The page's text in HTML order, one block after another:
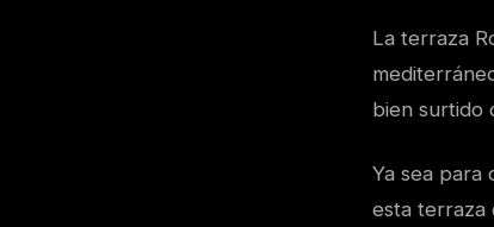
La terraza
bien surtido
Ya sea para
esta terraza